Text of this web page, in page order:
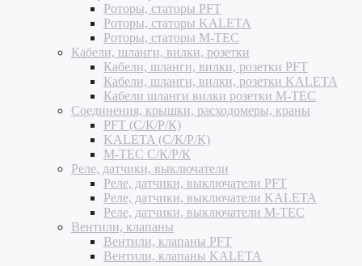
Роторы, статоры PFT
Роторы, статоры KALETA
Роторы, статоры M-TEC
Кабели, шланги, вилки, розетки
Кабели, шланги, вилки, розетки PFT
Кабели, шланги, вилки, розетки KALETA
Кабели шланги вилки розетки M-TEC
Соединения, крышки, расходомеры, краны
PFT (С/К/Р/К)
KALETA (С/К/Р/К)
M-TEC С/К/Р/К
Реле, датчики, выключатели
Реле, датчики, выключатели PFT
Реле, датчики, выключатели KALETA
Реле, датчики, выключатели M-TEC
Вентили, клапаны
Вентили, клапаны PFT
Вентили, клапаны KALETA